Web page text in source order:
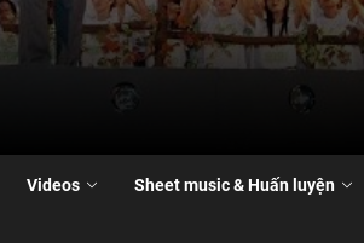
Videos Sheet music & Huấn luyện